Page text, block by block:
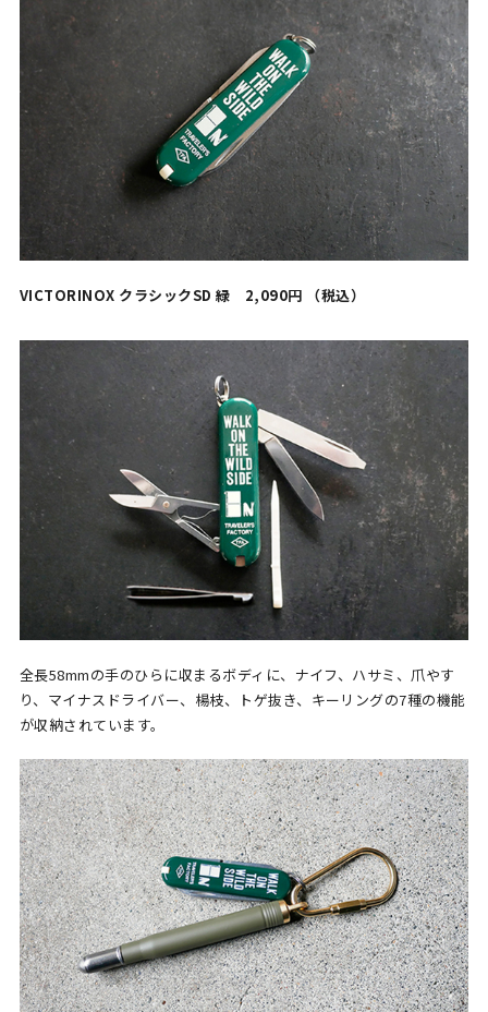
VICTORINOX クラシックSD 緑 2,090円 （税込）
全長58mmの手のひらに収まるボディに、ナイフ、ハサミ、爪やす
り、マイナスドライバー、楊枝、トゲ抜き、キーリングの7種の機能
が収納されています。